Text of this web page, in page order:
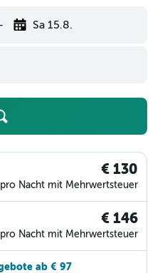
- Sa 15.8.
€ 130
pro Nacht mit Mehrwertsteuer
€ 146
pro Nacht mit Mehrwertsteuer
ab € 97